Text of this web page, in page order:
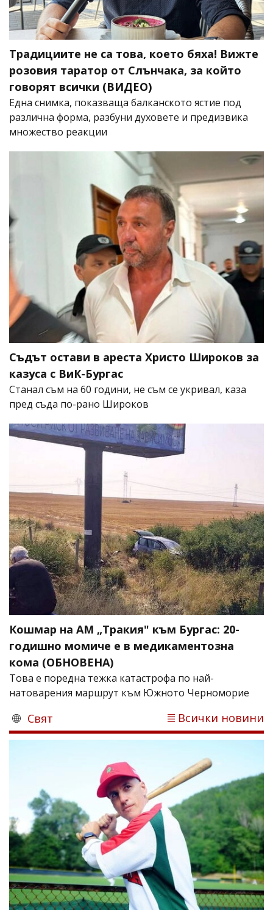
Традициите не са това, което бяха! Вижте
розовия таратор от Слънчака, за който
говорят всички (ВИДЕО)
Една снимка, показваща балканското ястие под
различна форма, разбуни духовете и предизвика
множество реакции
Съдът остави в ареста Христо Широков за
казуса с ВиК-Бургас
Станал съм на 60 години, не съм се укривал, каза
пред съда по-рано Широков
Кошмар на АМ „Тракия" към Бургас: 20-
годишно момиче е в медикаментозна
кома (ОБНОВЕНА)
Това е поредна тежка катастрофа по най-
натоварения маршрут към Южното Черноморие
Свят Всички новини